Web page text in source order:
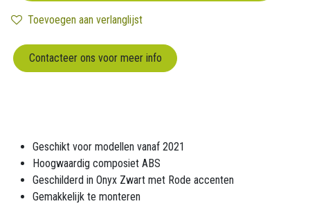
Toevoegen aan verlanglijst
Contacteer ons voor meer info
Geschikt voor modellen vanaf 2021
Hoogwaardig composiet ABS
Geschilderd in Onyx Zwart met Rode accenten
Gemakkelijk te monteren